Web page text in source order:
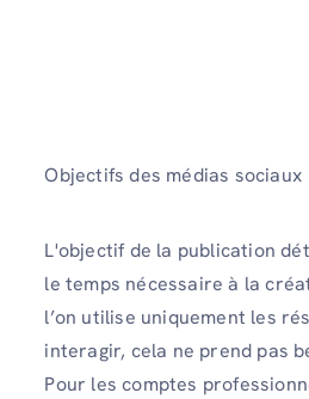
Objectifs des médias sociaux
L'objectif de la publication
le temps nécessaire à la
l’on utilise uniquement les
interagir, cela ne prend pas
Pour les comptes